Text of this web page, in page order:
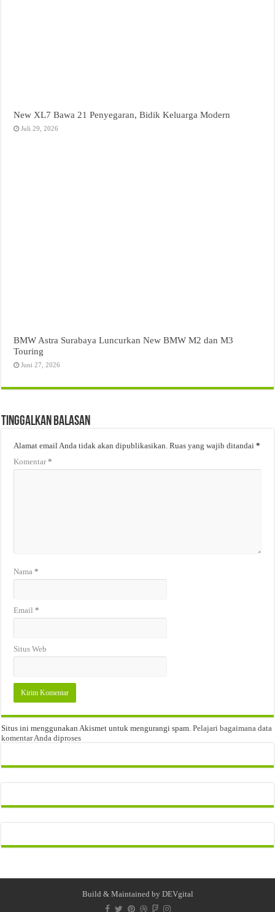
New XL7 Bawa 21 Penyegaran, Bidik Keluarga Modern
Juli 29, 2026
BMW Astra Surabaya Luncurkan New BMW M2 dan M3
Touring
Juni 27, 2026
Tinggalkan Balasan
Alamat email Anda tidak akan dipublikasikan. Ruas yang wajib ditandai*
Komentar*
Nama*
Email*
Situs Web
Situs ini menggunakan Akismet untuk mengurangi spam.Pelajari bagaimana data
komentar Anda diproses
Build & Maintained by DEVgital